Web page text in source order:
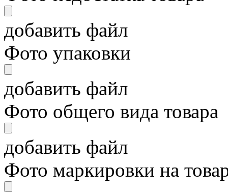
добавить файл
Фото упаковки
добавить файл
Фото общего вида товара
добавить файл
Фото маркировки на